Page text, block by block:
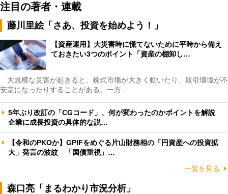
注目の著者・連載
藤川里絵「さあ、投資を始めよう！」
【資産運用】大災害時に慌てないために平時から備え
ておきたい3つのポイント「資産の棚卸し…
大規模な災害が起きると、株式市場が大きく動いたり、取引環境が不
安定になったりすることがある。一方…
5年ぶり改訂の「CGコード」、何が変わったのかポイントを解説
企業に成長投資の具体的な説…
【令和のPKOか】GPIFをめぐる片山財務相の「円資産への投資拡
大」発言の波紋 「国債重視」…
一覧を見る
森口亮「まるわかり市況分析」